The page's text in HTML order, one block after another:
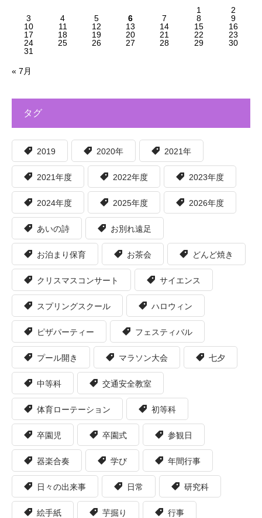
1
2
3
4 5 6 7 8
9
10
11 12 13 14 15
16
17
18 19 20 21 22
23
24
25 26 27 28 29
30
31
« 7月
タグ
2019 2020年 2021年
2021年度 2022年度 2023年度
2024年度 2025年度 2026年度
あいの詩 お別れ遠足
お泊まり保育 お茶会 どんど焼き
クリスマスコンサート サイエンス
スプリングスクール ハロウィン
ピザパーティー フェスティバル
プール開き マラソン大会 七夕
中等科 交通安全教室
体育ローテーション 初等科
卒園児 卒園式 参観日
器楽合奏 学び 年間行事
日々の出来事 日常 研究科
絵手紙 芋掘り 行事